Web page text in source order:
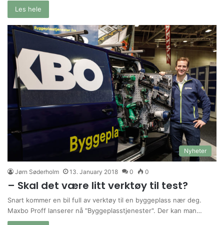
Les hele
Nyheter
Jørn Søderholm 13. January 2018 0 0
– Skal det være litt verktøy til test?
Snart kommer en bil full av verktøy til en byggeplass nær deg.
Maxbo Proff lanserer nå "Byggeplasstjenester". Der kan man…